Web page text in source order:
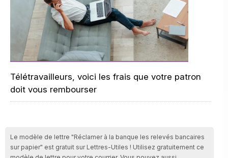
Télétravailleurs, voici les frais que votre patron
doit vous rembourser
Le modèle de lettre "Réclamer à la banque les relevés bancaires
sur papier" est gratuit sur Lettres-Utiles ! Utilisez gratuitement ce